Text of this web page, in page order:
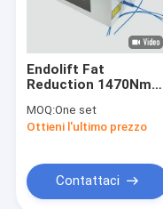
Endolift Fat
Reduction 1470Nm
Laser Machine
MOQ:One set
Ottieni l'ultimo prezzo
Contattaci